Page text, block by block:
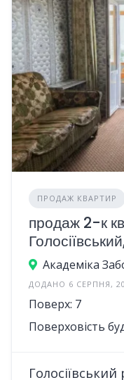
ПРОДАЖ КВАРТИР
продаж 2-к
Академіка
ДОДАНО 6 СЕРПНЯ,
Поверх: 7
Поверховість